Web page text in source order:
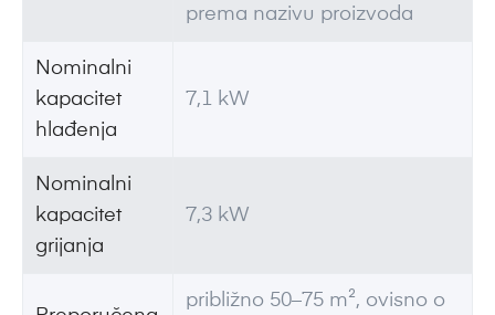
prema nazivu proizvoda
Nominalni
kapacitet
hlađenja
7,1 kW
Nominalni
kapacitet
grijanja
7,3 kW
približno 50–75 m², ovisno o